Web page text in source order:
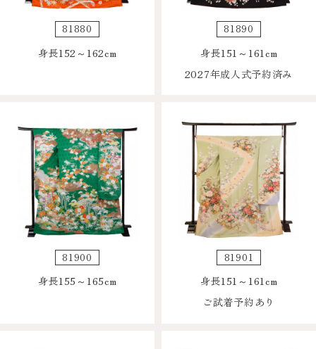
81880
身長152～162cm
81890
身長151～161cm
2027年成人式予約済み
81900
身長155～165cm
81901
身長151～161cm
ご試着予約あり